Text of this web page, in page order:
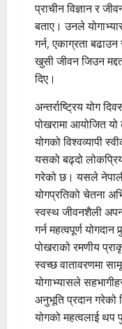
प्राचीन विज्ञान र
बताए। उनले
गर्न, एकाग्रता
खुसी जीवन जिउन
दिए।
अन्तर्राष्ट्रिय योग
पोखरामा आयोजित
योगको विश्वव्यापी
यसको बढ्दो
गरेको छ। यसले
योगप्रतिको चेतना
स्वस्थ जीवनशैली
गर्न महत्वपूर्ण योगदान
पोखराको रमणीय
स्वच्छ वातावरणमा
योगाभ्यासले
अनुभूति प्रदान
योगको महत्वलाई थप